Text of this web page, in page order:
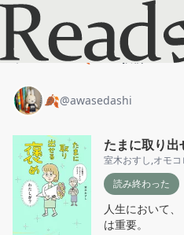
🍂 "たまに取り出せる
ホーム 🍂 投稿
🍂@awasedashi
たまに取り出
室木おすし,オモ
読み終わった
人生において
は重要。